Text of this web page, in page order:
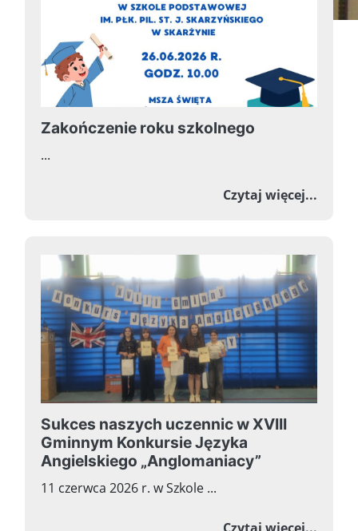
Witamy na stronie
Zakończenie roku szkolnego
...
Czytaj więcej...o
Sukces naszych uczennic w XVIII
Gminnym Konkursie Języka
Angielskiego „Anglomaniacy”
11 czerwca 2026 r. w Szkole ...
Czytaj więcej...o